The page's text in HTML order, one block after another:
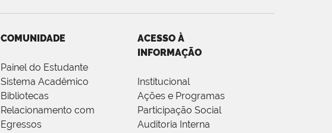
COMUNIDADE
Painel do Estudante
Sistema Acadêmico
Bibliotecas
Relacionamento com
Egressos
ACESSO À
INFORMAÇÃO
Institucional
Ações e Programas
Participação Social
Auditoria Interna